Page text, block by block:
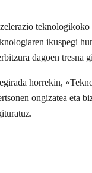
teknologikoko
ikuspegi
dagoen tresna
horrekin,
ongizatea eta